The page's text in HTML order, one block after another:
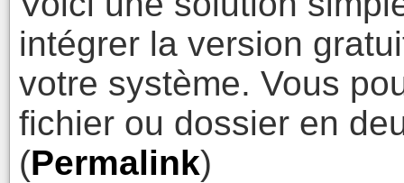
intégrer la version
votre système. Vous
fichier ou dossier en
(Permalink)